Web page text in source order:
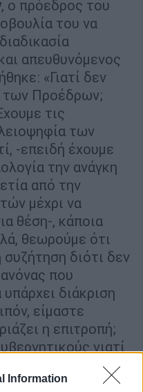
Information
, ο πρόεδρος του
του να
απευθυνόμενος
«Γιατί δεν
των Προέδρων;
τις
των
-επειδή έχουμε
την ανάγκη
από την
μέχρι να
θέση-, κάποια
θεωρούμε ότι
διότι δεν
που
διάκριση
είμαστε
η επιτροπή;
γιατί
συνεδρίαση
ποιος θέλει